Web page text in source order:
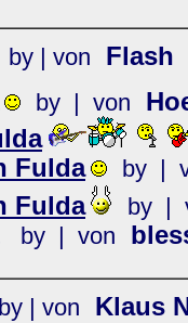
by | von
Flash
by | von
Fulda
by |
Fulda by |
by | von
by | von
Klaus